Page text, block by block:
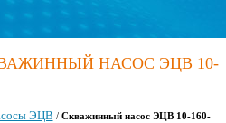
НАСОС ЭЦВ 10-
ЭЦВ / Скважинный насос ЭЦВ 10-160-